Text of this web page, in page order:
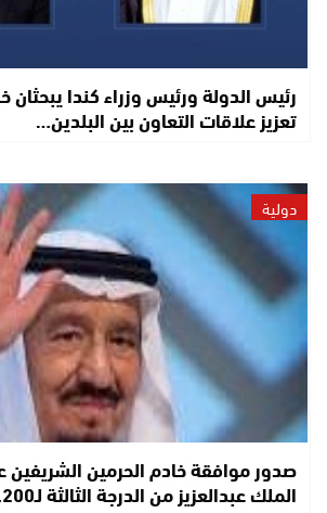
رئيس الدولة ورئيس وزراء كندا
تعزيز علاقات التعاون بين البلدين…
دولية
صدور موافقة خادم الحرمين
الملك عبدالعزيز من الدرجة الثالثة لـ200…